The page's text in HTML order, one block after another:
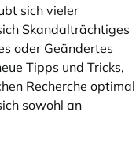
sich vieler
Skandalträchtiges
oder Geändertes
Tipps und Tricks,
Recherche optimal
sowohl an